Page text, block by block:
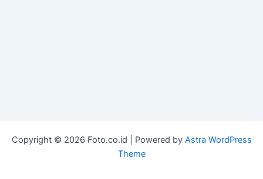
Copyright © 2026 Foto.co.id | Powered by Astra WordPress
Theme